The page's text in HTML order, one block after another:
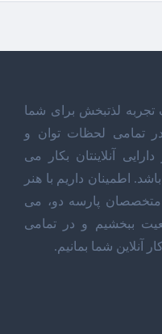
تجربه لذتبخش برای شما
ساعته و در تمامی لحظات توان و
آنلاینتان بکار می
اطمینان داریم با هنر
پارسه دو، می
ببخشیم و در تمامی
آنلاین شما بمانیم.